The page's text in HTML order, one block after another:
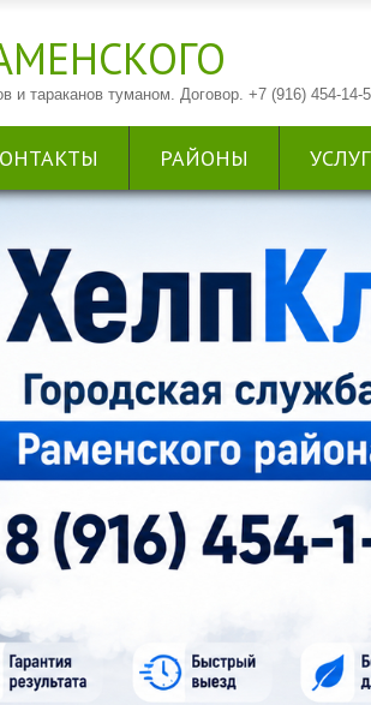
и тараканов туманом. Договор. +7 (916) 454-14-
РАЙОНЫ